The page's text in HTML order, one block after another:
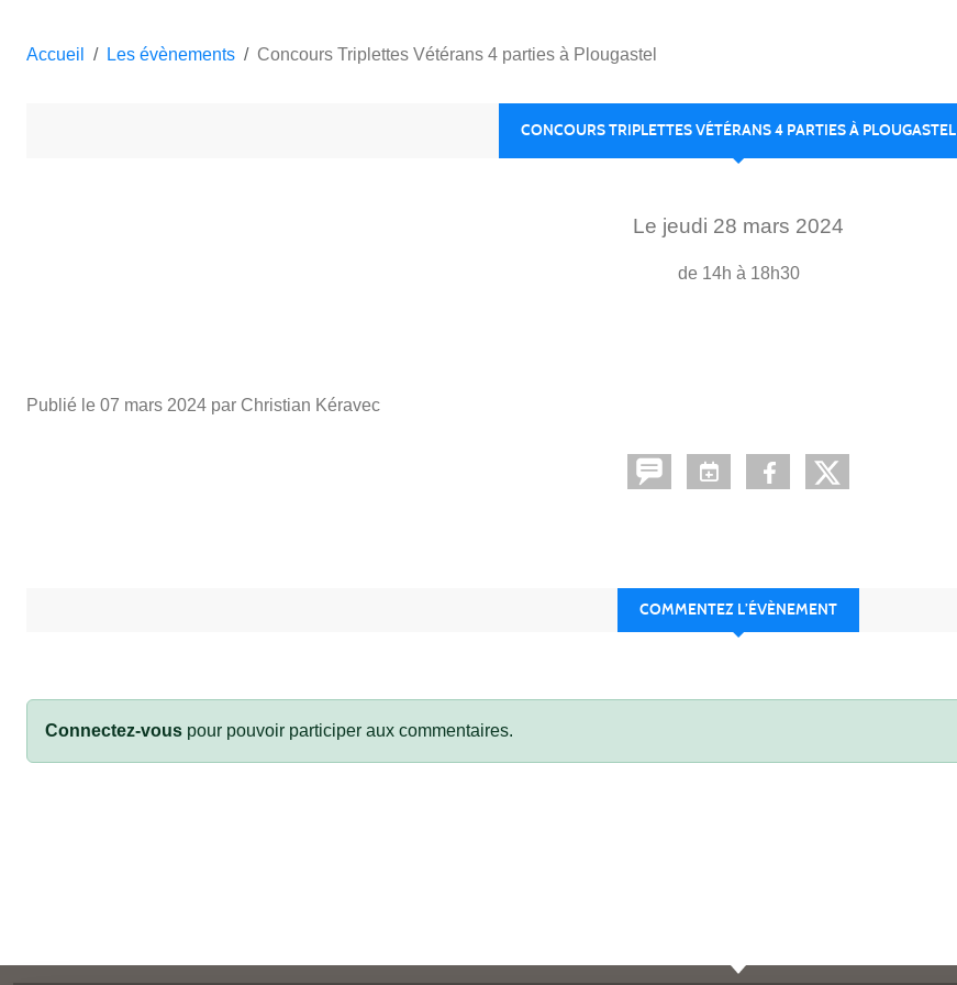
Accueil Les évènements Concours Triplettes Vétérans 4 parties à Plougastel
CONCOURS TRIPLETTES VÉTÉRANS 4 PARTIES À PLOUGASTEL
Le jeudi 28 mars 2024
de 14h à 18h30
Publié le 07 mars 2024 par Christian Kéravec
COMMENTEZ L’ÉVÈNEMENT
Connectez-vous pour pouvoir participer aux commentaires.